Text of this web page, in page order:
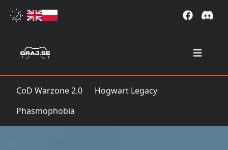
Open
CoD Warzone 2.0
Hogwart Legacy
Phasmophobia